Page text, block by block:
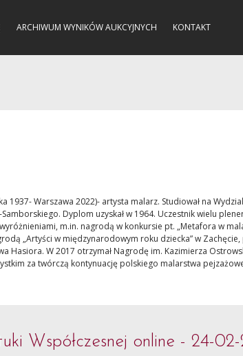
ARCHIWUM WYNIKÓW AUKCYJNYCH KONTAKT
1937- Warszawa 2022)- artysta malarz. Studiował na
Dyplom uzyskał w 1964. Uczestnik wielu
m.in. nagrodą w konkursie pt. „Metafora w
„Artyści w międzynarodowym roku dziecka” w
Hasiora. W 2017 otrzymał Nagrodę im. Kazimierza
za twórczą kontynuację polskiego malarstwa
Współczesnej online - 24-